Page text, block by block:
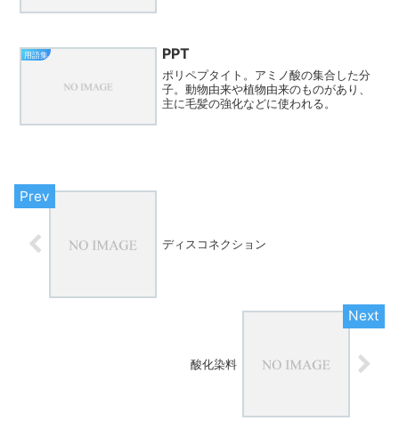
用語集 PPT
ポリペプタイト。アミノ酸の集合した分
子。動物由来や植物由来のものがあり、
主に毛髪の強化などに使われる。
ディスコネクション
酸化染料